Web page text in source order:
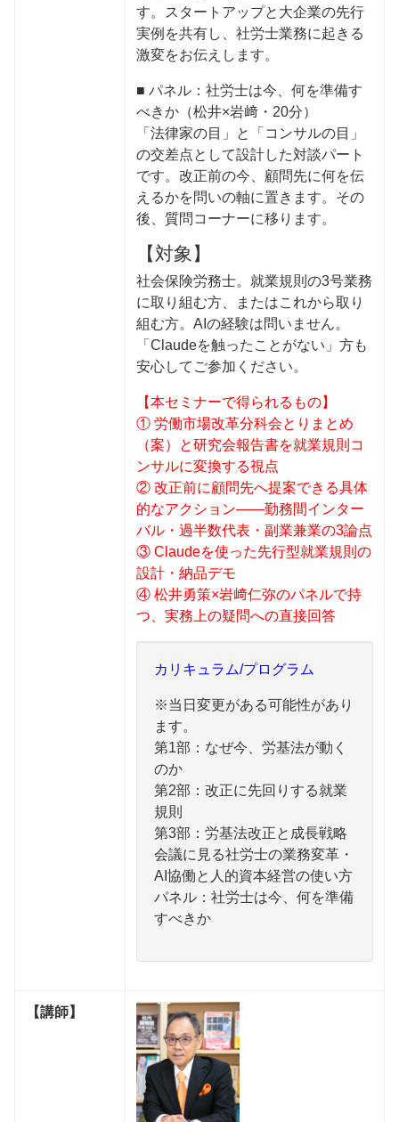
す。スタートアップと大企業の先行
実例を共有し、社労士業務に起きる
激変をお伝えします。
■ パネル：社労士は今、何を準備す
べきか（松井×岩﨑・20分）
「法律家の目」と「コンサルの目」
の交差点として設計した対談パート
です。改正前の今、顧問先に何を伝
えるかを問いの軸に置きます。その
後、質問コーナーに移ります。
【対象】
社会保険労務士。就業規則の3号業務
に取り組む方、またはこれから取り
組む方。AIの経験は問いません。
「Claudeを触ったことがない」方も
安心してご参加ください。
【本セミナーで得られるもの】
① 労働市場改革分科会とりまとめ
（案）と研究会報告書を就業規則コ
ンサルに変換する視点
② 改正前に顧問先へ提案できる具体
的なアクション——勤務間インター
バル・過半数代表・副業兼業の3論点
③ Claudeを使った先行型就業規則の
設計・納品デモ
④ 松井勇策×岩﨑仁弥のパネルで持
つ、実務上の疑問への直接回答
カリキュラム/プログラム
※当日変更がある可能性があり
ます。
第1部：なぜ今、労基法が動く
のか
第2部：改正に先回りする就業
規則
第3部：労基法改正と成長戦略
会議に見る社労士の業務変革・
AI協働と人的資本経営の使い方
パネル：社労士は今、何を準備
すべきか
【講師】